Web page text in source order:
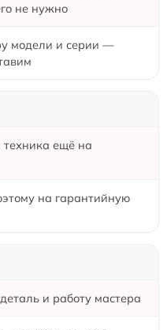
не нужно
модели и серии —
техника ещё на
на гарантийную
и работу мастера